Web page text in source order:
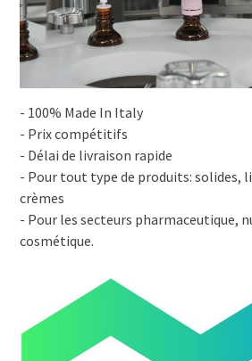
- 100% Made In Italy
- Prix compétitifs
- Délai de livraison rapide
- Pour tout type de produits: solides,
crèmes
- Pour les secteurs pharmaceutique,
cosmétique.